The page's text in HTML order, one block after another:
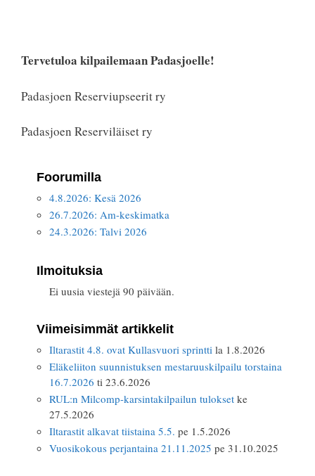
Tervetuloa kilpailemaan Padasjoelle!
Padasjoen Reserviupseerit ry
Padasjoen Reserviläiset ry
Foorumilla
4.8.2026: Kesä 2026
26.7.2026: Am-keskimatka
24.3.2026: Talvi 2026
Ilmoituksia
Ei uusia viestejä 90 päivään.
Viimeisimmät artikkelit
Iltarastit 4.8. ovat Kullasvuori sprintti la 1.8.2026
Eläkeliiton suunnistuksen mestaruuskilpailu torstaina
16.7.2026 ti 23.6.2026
RUL:n Milcomp-karsintakilpailun tulokset ke
27.5.2026
Iltarastit alkavat tiistaina 5.5. pe 1.5.2026
Vuosikokous perjantaina 21.11.2025 pe 31.10.2025